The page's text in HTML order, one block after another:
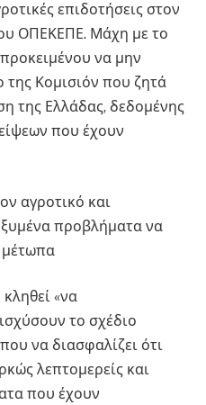
επιδοτήσεις στον
ΟΠΕΚΕΠΕ. Μάχη με το
να μην
της Κομισιόν που ζητά
της Ελλάδας, δεδομένης
που έχουν
αγροτικό και
προβλήματα να
μέτωπα
«να
το σχέδιο
να διασφαλίζει ότι
λεπτομερείς και
που έχουν